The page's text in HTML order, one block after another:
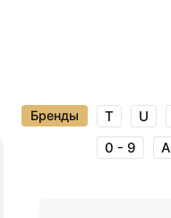
Бренды
0 - 9 A
T U